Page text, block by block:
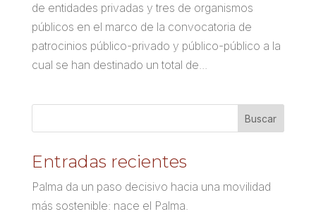
de entidades privadas y tres de organismos
públicos en el marco de la convocatoria de
patrocinios público-privado y público-público a la
cual se han destinado un total de...
Entradas recientes
Palma da un paso decisivo hacia una movilidad
más sostenible: nace el Palma.